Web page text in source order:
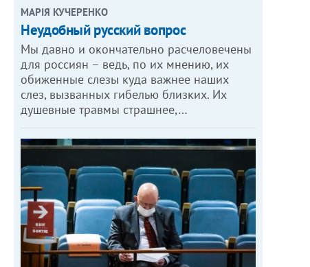
МАРІЯ КУЧЕРЕНКО
​Неудобный русский вопрос
Мы давно и окончательно расчеловечены
для россиян – ведь, по их мнению, их
обиженные слезы куда важнее наших
слез, вызванных гибелью близких. Их
душевные травмы страшнее,…